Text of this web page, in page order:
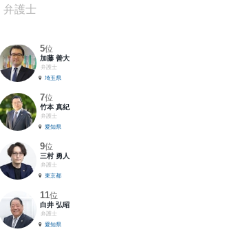
弁護士
5位
加藤 善大
弁護士
埼玉県
7位
竹本 真紀
弁護士
愛知県
9位
三村 勇人
弁護士
東京都
11位
白井 弘昭
弁護士
愛知県